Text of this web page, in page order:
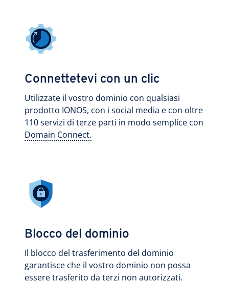
Connettetevi con un clic
Utilizzate il vostro dominio con qualsiasi
prodotto IONOS, con i social media e con oltre
110 servizi di terze parti in modo semplice con
Domain Connect.
Blocco del dominio
Il blocco del trasferimento del dominio
garantisce che il vostro dominio non possa
essere trasferito da terzi non autorizzati.